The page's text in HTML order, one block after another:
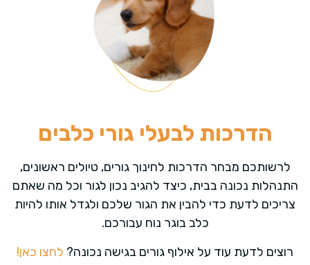
הדרכות לבעלי גורי כלבים
לרשותכם מבחר הדרכות לחינוך גורים, טיולים ראשונים,
התנהלות נכונה בבית, כיצד להגיב נכון לגור וכל מה שאתם
צריכים לדעת כדי להבין את הגור שלכם ולגדל אותו להיות
כלב בוגר נוח עבורכם.
רוצים לדעת עוד על אילוף גורים בגישה נכונה? לחצו כאן!